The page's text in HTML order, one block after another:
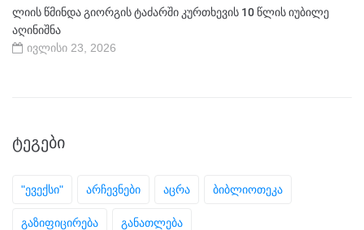
ლიის წმინდა გიორგის ტაძარში კურთხევის 10 წლის იუბილე
აღინიშნა
ივლისი 23, 2026
ᲢᲔᲒᲔᲑᲘ
"ევექსი" არჩევნები აცრა ბიბლიოთეკა
გაზიფიცირება განათლება